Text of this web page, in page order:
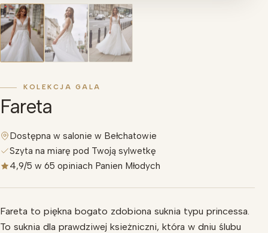
KOLEKCJA GALA
Fareta
Dostępna w salonie w Bełchatowie
Szyta na miarę pod Twoją sylwetkę
4,9/5 w 65 opiniach Panien Młodych
Fareta to piękna bogato zdobiona suknia typu princessa.
To suknia dla prawdziwej ksieżniczni, która w dniu ślubu